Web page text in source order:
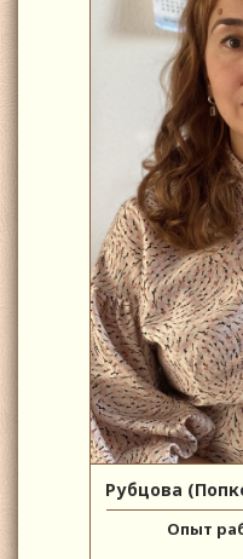
Рубцова
Опыт